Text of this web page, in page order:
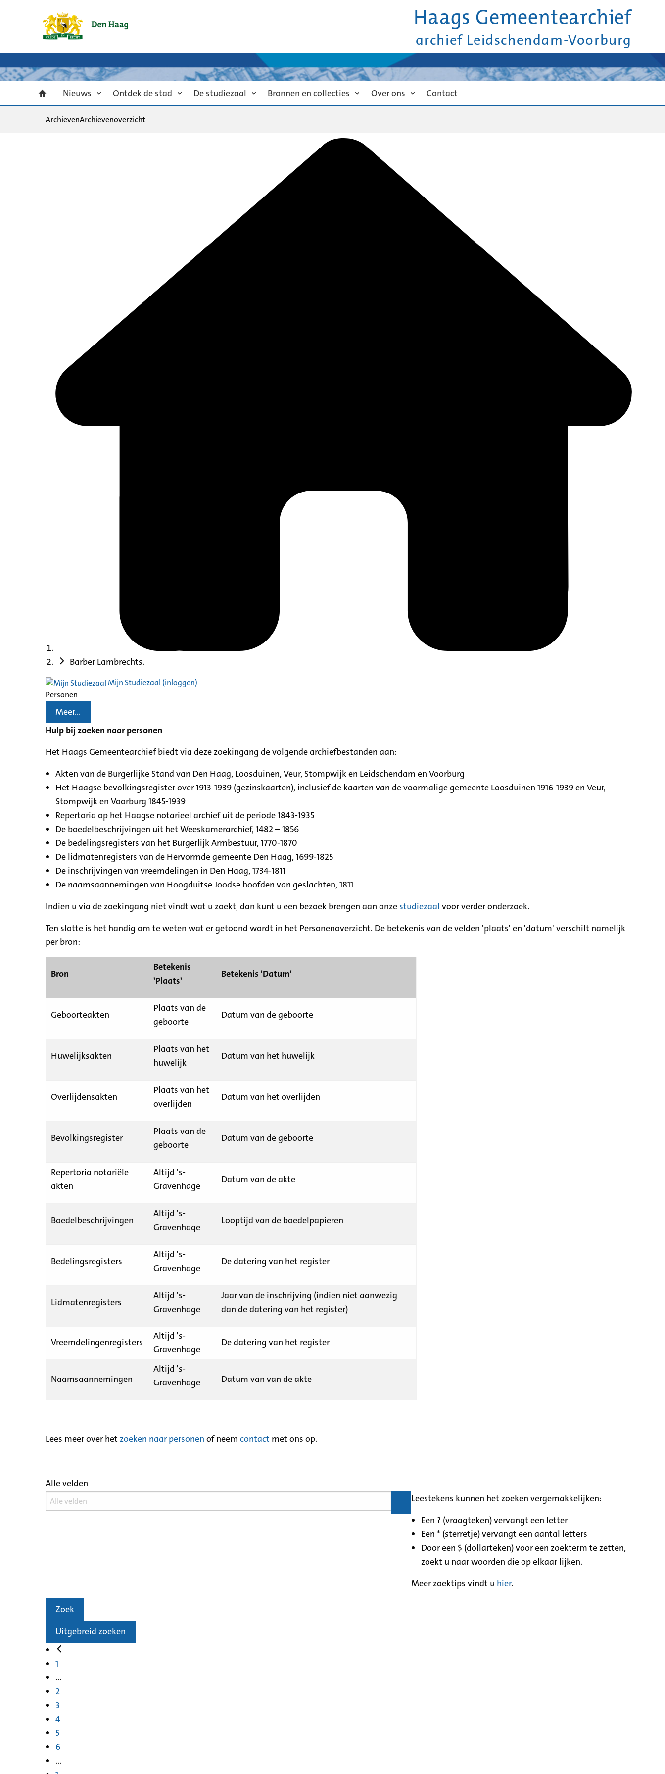
Haags Gemeentearchief
archief Leidschendam-Voorburg
Nieuws Ontdek de stad De studiezaal Bronnen en collecties Over ons Contact
ArchievenArchievenoverzicht
Barber Lambrechts.
Mijn Studiezaal (inloggen)
Personen
Meer...
Hulp bij zoeken naar personen
Het Haags Gemeentearchief biedt via deze zoekingang de volgende archiefbestanden aan:
Akten van de Burgerlijke Stand van Den Haag, Loosduinen, Veur, Stompwijk en Leidschendam en Voorburg
Het Haagse bevolkingsregister over 1913-1939 (gezinskaarten), inclusief de kaarten van de voormalige gemeente Loosduinen 1916-1939 en Veur,
Stompwijk en Voorburg 1845-1939
Repertoria op het Haagse notarieel archief uit de periode 1843-1935
De boedelbeschrijvingen uit het Weeskamerarchief, 1482 – 1856
De bedelingsregisters van het Burgerlijk Armbestuur, 1770-1870
De lidmatenregisters van de Hervormde gemeente Den Haag, 1699-1825
De inschrijvingen van vreemdelingen in Den Haag, 1734-1811
De naamsaannemingen van Hoogduitse Joodse hoofden van geslachten, 1811
Indien u via de zoekingang niet vindt wat u zoekt, dan kunt u een bezoek brengen aan onze studiezaal voor verder onderzoek.
Ten slotte is het handig om te weten wat er getoond wordt in het Personenoverzicht. De betekenis van de velden 'plaats' en 'datum' verschilt namelijk
per bron:
Bron
Betekenis
'Plaats'
Betekenis 'Datum'
Geboorteakten
Plaats van de
geboorte
Datum van de geboorte
Huwelijksakten
Plaats van het
huwelijk
Datum van het huwelijk
Overlijdensakten
Plaats van het
overlijden
Datum van het overlijden
Bevolkingsregister
Plaats van de
geboorte
Datum van de geboorte
Repertoria notariële
akten
Altijd 's-
Gravenhage
Datum van de akte
Boedelbeschrijvingen
Altijd 's-
Gravenhage
Looptijd van de boedelpapieren
Bedelingsregisters
Altijd 's-
Gravenhage
De datering van het register
Lidmatenregisters
Altijd 's-
Gravenhage
Jaar van de inschrijving (indien niet aanwezig
dan de datering van het register)
Vreemdelingenregisters
Altijd 's-
Gravenhage
De datering van het register
Naamsaannemingen
Altijd 's-
Gravenhage
Datum van van de akte
Lees meer over het zoeken naar personen of neem contact met ons op.
Alle velden
Leestekens kunnen het zoeken vergemakkelijken:
Een ? (vraagteken) vervangt een letter
Een * (sterretje) vervangt een aantal letters
Door een $ (dollarteken) voor een zoekterm te zetten,
zoekt u naar woorden die op elkaar lijken.
Meer zoektips vindt u hier.
Zoek
Uitgebreid zoeken
1
...
2
3
4
5
6
...